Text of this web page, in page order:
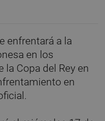
enfrentará a la
en los
la Copa del Rey en
en